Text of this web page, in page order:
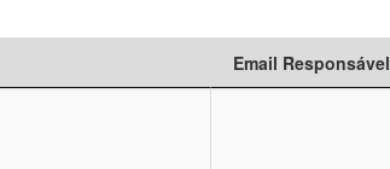
Email Responsável